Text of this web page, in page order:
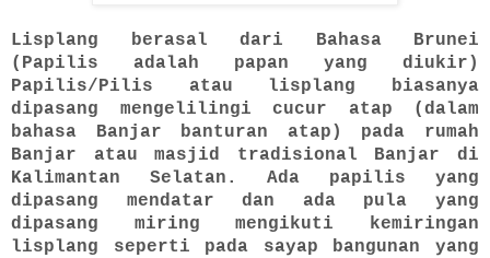
Lisplang berasal dari Bahasa Brunei
(Papilis adalah papan yang diukir)
Papilis/Pilis atau lisplang biasanya
dipasang mengelilingi cucur atap (dalam
bahasa Banjar banturan atap) pada rumah
Banjar atau masjid tradisional Banjar di
Kalimantan Selatan. Ada papilis yang
dipasang mendatar dan ada pula yang
dipasang miring mengikuti kemiringan
lisplang seperti pada sayap bangunan yang